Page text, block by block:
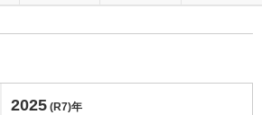
2025 (R7)年